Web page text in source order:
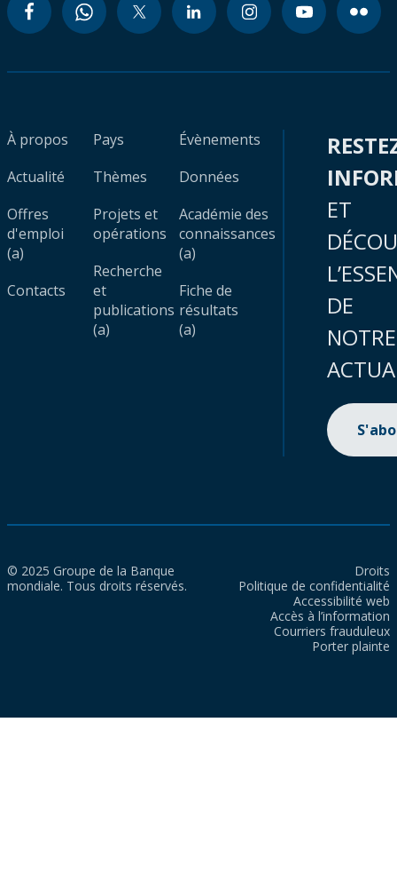
À propos
Actualité
Offres
d'emploi
(a)
Contacts
Pays
Thèmes
Projets et
opérations
Recherche
et
publications
(a)
Évènements
Données
Académie des
connaissances
(a)
Fiche de
résultats
(a)
ET
DE
NOTRE
© 2025 Groupe de la Banque
mondiale. Tous droits réservés.
Droits
Politique de confidentialité
Accessibilité web
Accès à l’information
Courriers frauduleux
Porter plainte